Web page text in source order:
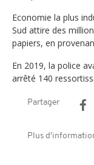
Economie la plus
Sud attire des
papiers, en
En 2019, la police
arrêté 140
Partager
Plus